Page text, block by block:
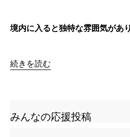
境内に入ると独特な雰囲気があ
続きを読む
みんなの応援投稿